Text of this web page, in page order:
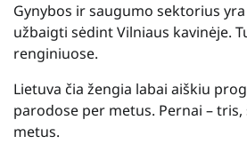
Gynybos ir saugumo sektorius
užbaigti sėdint Vilniaus kavinėje.
renginiuose.
Lietuva čia žengia labai aiškiu
parodose per metus. Pernai –
metus.